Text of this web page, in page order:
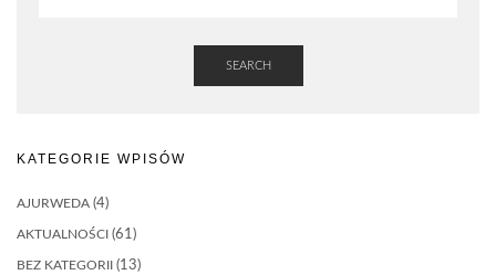
SEARCH
KATEGORIE WPISÓW
AJURWEDA (4)
AKTUALNOŚCI (61)
BEZ KATEGORII (13)